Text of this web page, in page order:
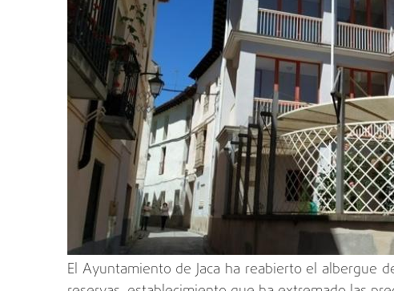
El Ayuntamiento de Jaca ha reabierto el albergue